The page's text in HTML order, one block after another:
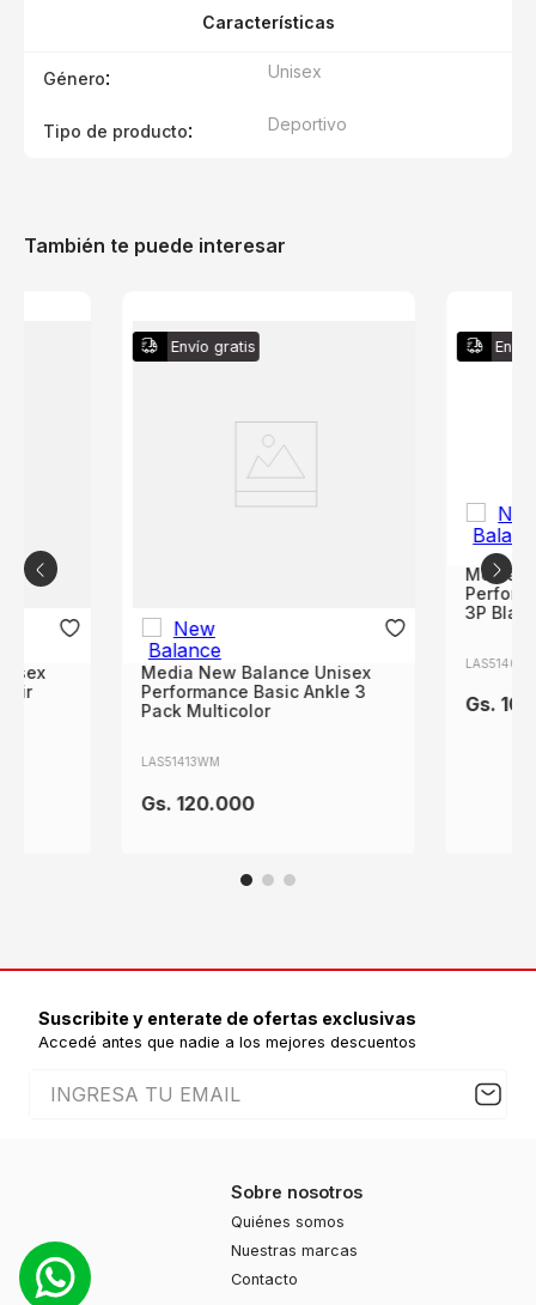
Características
Género: Unisex
Tipo de producto: Deportivo
También te puede interesar
Envío gratis
Media New Balance Unisex
Performance Basic Ankle 3
Pack Multicolor
LAS51413WM
Gs. 120.000
Media
3P
Gs. 100
Suscribite y enterate de ofertas exclusivas
Accedé antes que nadie a los mejores descuentos
Sobre nosotros
Quiénes somos
Nuestras marcas
Contacto